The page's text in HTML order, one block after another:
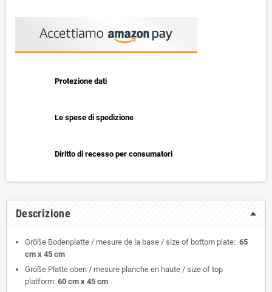
Protezione dati
Le spese di spedizione
Diritto di recesso per consumatori
Descrizione
Größe Bodenplatte / mesure de la base / size of bottom plate: 65
cm x 45 cm
Größe Platte oben / mesure planche en haute / size of top
platform: 60 cm x 45 cm